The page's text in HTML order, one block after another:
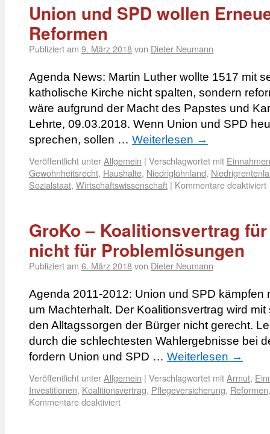
Union und SPD wollen
Reformen
Publiziert am 9. März 2018von Dieter Neumann
Agenda News: Martin Luther wollte 1517 mit
katholische Kirche nicht spalten, sondern
wäre aufgrund der Macht des Papstes und
Lehrte, 09.03.2018. Wenn Union und SPD
sprechen, sollen … Weiterlesen →
Veröffentlicht unterAllgemein | Verschlagwortet mit
Gewohnheitsrecht, Haushalte, Niedriglohnland,
Sozialstaat, Wirtschaftswissenschaft | Kommentare deaktiviert
GroKo – Koalitionsvertrag
nicht für Problemlösungen
Publiziert am 6. März 2018von Dieter Neumann
Agenda 2011-2012: Union und SPD kämpfen
um Machterhalt. Der Koalitionsvertrag wird mit
den Alltagssorgen der Bürger nicht gerecht.
durch die schlechtesten Wahlergebnisse bei
fordern Union und SPD … Weiterlesen →
Veröffentlicht unterAllgemein | Verschlagwortet mitArmut,
Investitionen, Koalitionsvertrag, Pflegeversicherung, Reformen
Kommentare deaktiviert